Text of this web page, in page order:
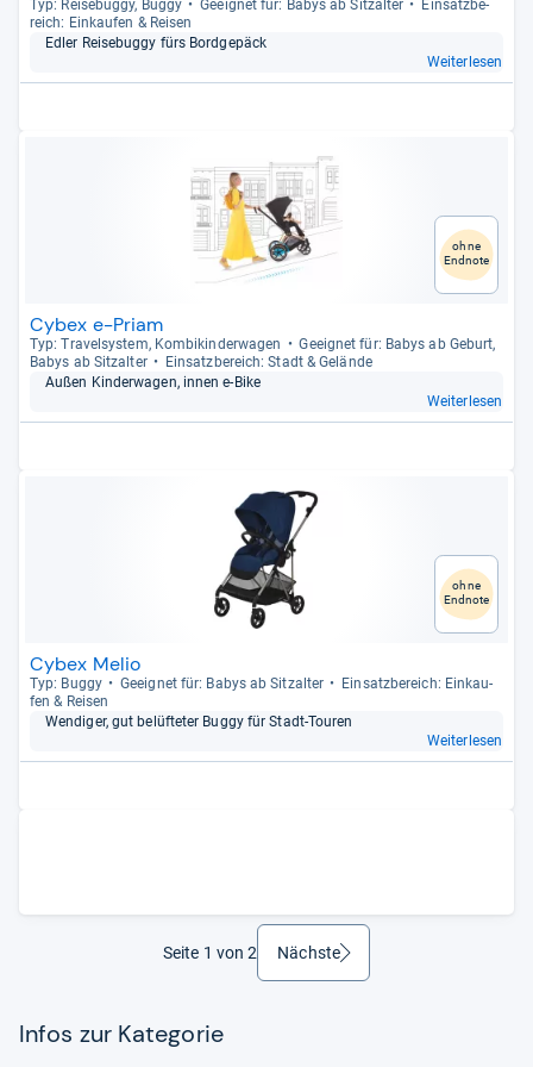
Typ: Rei­se­buggy, Buggy Geeig­net für: Babys ab Sitz­al­ter
Ein­satz­be­
reich: Ein­kau­fen & Rei­sen
Edler Rei­se­buggy fürs Bord­ge­päck
Weiterlesen
ohne
Endnote
Cybex e-Priam
Typ: Tra­vel­sys­tem, Kom­bi­kin­der­wa­gen
Geeig­net für: Babys ab Geburt,
Babys ab Sitz­al­ter
Ein­satz­be­reich: Stadt & Gelände
Außen Kin­der­wa­gen, innen e-​Bike
Weiterlesen
ohne
Endnote
Cybex Melio
Typ: Buggy Geeig­net für: Babys ab Sitz­al­ter
Ein­satz­be­reich: Ein­kau­
fen & Rei­sen
Wen­di­ger, gut belüf­te­ter Buggy für Stadt-​Tou­ren
Weiterlesen
Seite 1 von 2 Nächsteweiter
Infos zur Kategorie